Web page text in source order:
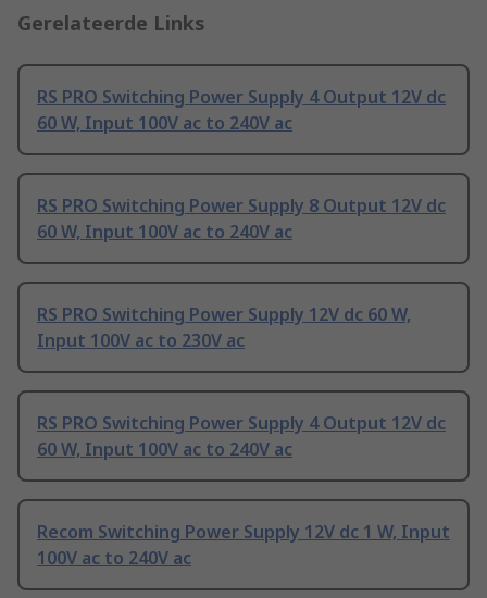
Gerelateerde Links
RS PRO Switching Power Supply 4 Output 12V dc
60 W, Input 100V ac to 240V ac
RS PRO Switching Power Supply 8 Output 12V dc
60 W, Input 100V ac to 240V ac
RS PRO Switching Power Supply 12V dc 60 W,
Input 100V ac to 230V ac
RS PRO Switching Power Supply 4 Output 12V dc
60 W, Input 100V ac to 240V ac
Recom Switching Power Supply 12V dc 1 W, Input
100V ac to 240V ac